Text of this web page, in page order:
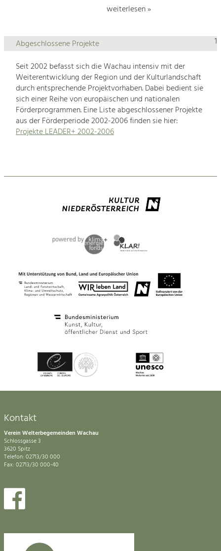
weiterlesen »
1
Abgeschlossene Projekte
Seit 2002 befasst sich die Wachau intensiv mit der
Weiterentwicklung der Region und der Kulturlandschaft
durch entsprechende Projektvorhaben. Dabei bedient sie
sich einer Reihe von europäischen und nationalen
Förderprogrammen. Eine Liste abgeschlossener Projekte
aus der Förderperiode 2002-2006 finden sie hier:
Projekte LEADER+ 2002-2006
Kontakt
Verein Welterbegemeinden Wachau
Schlossgasse 3
3620 Spitz
Telefon: 02713/30 000
Fax: 02713/30 000-40